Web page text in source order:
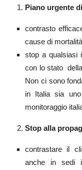
Piano urgente
contrasto
cause di
stop a qualsiasi
con lo stato
Non ci sono
in Italia sia
monitoraggio
Stop alla
contrastare il
anche in sedi